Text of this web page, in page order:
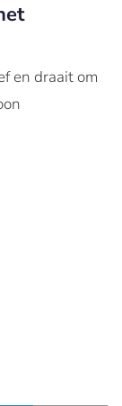
en draait om